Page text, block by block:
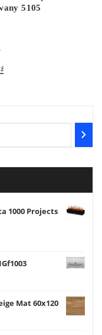
5105
1000 Projects
Mat 60x120